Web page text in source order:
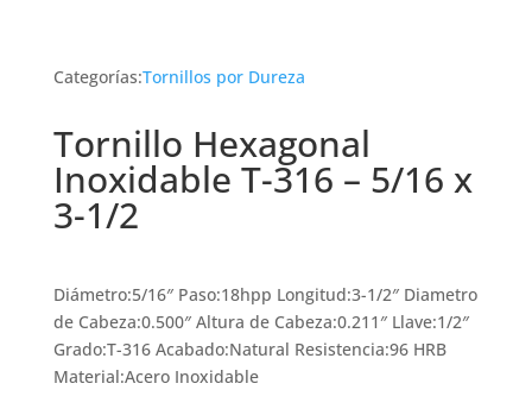
Categorías:Tornillos por Dureza
Tornillo Hexagonal
Inoxidable T-316 – 5/16 x
3-1/2
Diámetro:5/16″ Paso:18hpp Longitud:3-1/2″ Diametro
de Cabeza:0.500″ Altura de Cabeza:0.211″ Llave:1/2″
Grado:T-316 Acabado:Natural Resistencia:96 HRB
Material:Acero Inoxidable